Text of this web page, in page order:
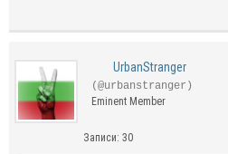
UrbanStranger
(@urbanstranger)
Eminent Member
Записи: 30